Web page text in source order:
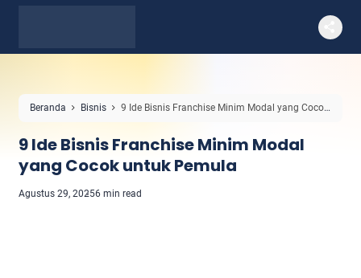
Beranda Bisnis
9 Ide Bisnis Franchise Minim Modal yang Cocok
9 Ide Bisnis Franchise Minim Modal
yang Cocok untuk Pemula
Agustus 29, 20256 min read